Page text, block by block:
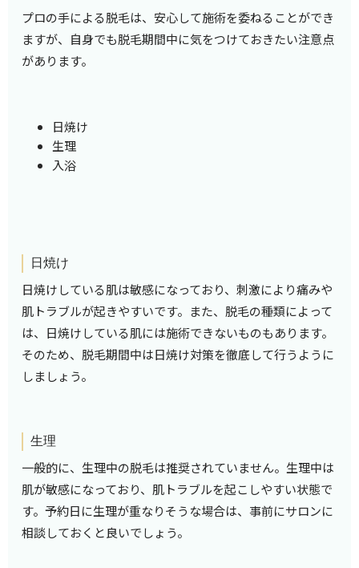
プロの手による脱毛は、安心して施術を委ねることができ
ますが、自身でも脱毛期間中に気をつけておきたい注意点
があります。
日焼け
生理
入浴
日焼け
日焼けしている肌は敏感になっており、刺激により痛みや
肌トラブルが起きやすいです。また、脱毛の種類によって
は、日焼けしている肌には施術できないものもあります。
そのため、脱毛期間中は日焼け対策を徹底して行うように
しましょう。
生理
一般的に、生理中の脱毛は推奨されていません。生理中は
肌が敏感になっており、肌トラブルを起こしやすい状態で
す。予約日に生理が重なりそうな場合は、事前にサロンに
相談しておくと良いでしょう。